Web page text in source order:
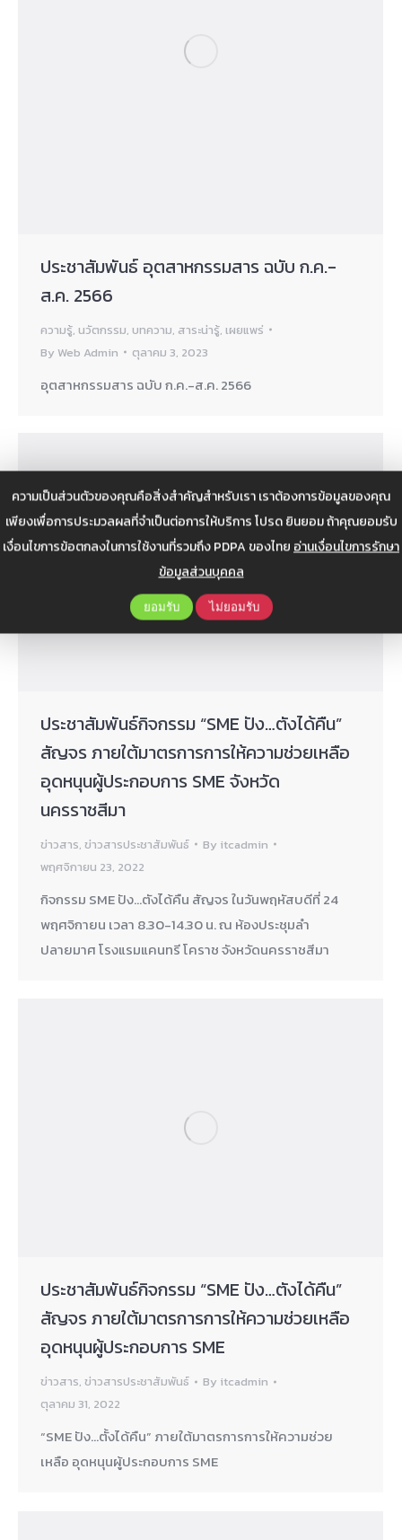
ความเป็นส่วนตัวของคุณคือสิ่งสำคัญสำหรับเรา เราต้องการข้อมูลของคุณ
เพียงเพื่อการประมวลผลที่จำเป็นต่อการให้บริการ โปรด ยินยอม ถ้าคุณยอมรับ
เงื่อนไขการข้อตกลงในการใช้งานที่รวมถึง PDPA ของไทยอ่านเงื่อนไขการรักษา
ข้อมูลส่วนบุคคล
ยอมรับ ไม่ยอมรับ
ประชาสัมพันธ์ อุตสาหกรรมสาร ฉบับ ก.ค.-
ส.ค. 2566
ความรู้, นวัตกรรม, บทความ, สาระน่ารู้, เผยแพร่
By Web Admin ตุลาคม 3, 2023
อุตสาหกรรมสาร ฉบับ ก.ค.-ส.ค. 2566
ประชาสัมพันธ์กิจกรรม “SME ปัง…ตังได้คืน”
สัญจร ภายใต้มาตรการการให้ความช่วยเหลือ
อุดหนุนผู้ประกอบการ SME จังหวัด
นครราชสีมา
ข่าวสาร, ข่าวสารประชาสัมพันธ์ By itcadmin
พฤศจิกายน 23, 2022
กิจกรรม SME ปัง…ตังได้คืน สัญจร ในวันพฤหัสบดีที่ 24
พฤศจิกายน เวลา 8.30-14.30 น. ณ ห้องประชุมลำ
ปลายมาศ โรงแรมแคนทรี โคราช จังหวัดนครราชสีมา
ประชาสัมพันธ์กิจกรรม “SME ปัง…ตังได้คืน”
สัญจร ภายใต้มาตรการการให้ความช่วยเหลือ
อุดหนุนผู้ประกอบการ SME
ข่าวสาร, ข่าวสารประชาสัมพันธ์ By itcadmin
ตุลาคม 31, 2022
“SME ปัง…ตั้งได้คืน” ภายใต้มาตรการการให้ความช่วย
เหลือ อุดหนุนผู้ประกอบการ SME